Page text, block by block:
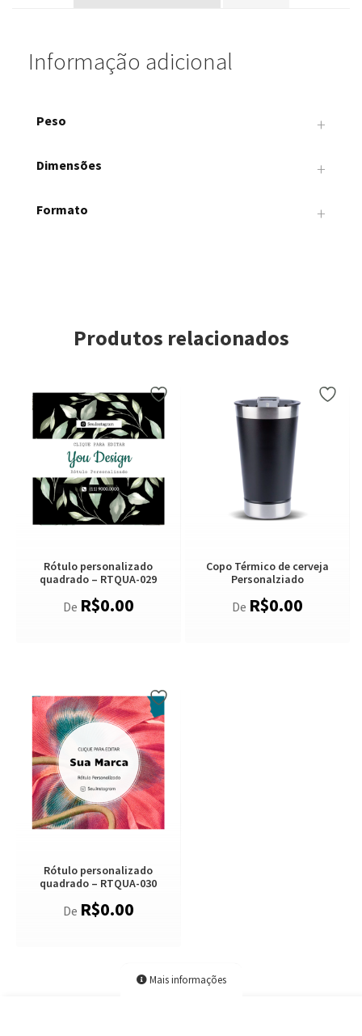
Informação adicional
Peso +
Dimensões +
Formato +
Produtos relacionados
Rótulo personalizado
quadrado – RTQUA-029
De R$0.00
Copo Térmico de cerveja
Personalziado
De R$0.00
Rótulo personalizado
quadrado – RTQUA-030
De R$0.00
Mais informações